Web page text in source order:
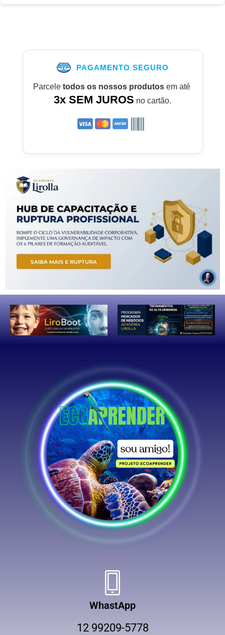
PAGAMENTO SEGURO
Parcele todos os nossos produtosem até
3x SEM JUROS no cartão.
WhastApp
12 99209-5778